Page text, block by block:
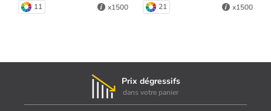
11 x1500 21 x1500
Prix dégressifs
dans votre panier